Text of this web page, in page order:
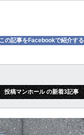
この記事をFacebookで紹介する
投稿マンホール の新着3記事